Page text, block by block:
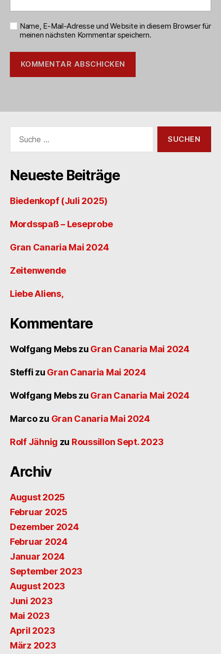
Name, E-Mail-Adresse und Website in diesem Browser für
meinen nächsten Kommentar speichern.
nach:
Neueste Beiträge
Biedenkopf (Juli 2025)
Mordsspaß – Leseprobe
Gran Canaria Mai 2024
Zeitenwende
Liebe Aliens,
Kommentare
Wolfgang Mebszu Gran Canaria Mai 2024
Steffi zu Gran Canaria Mai 2024
Wolfgang Mebszu Gran Canaria Mai 2024
Marcozu Gran Canaria Mai 2024
Rolf Jähnig zu Roussillon Sept. 2023
Archiv
August 2025
Februar 2025
Dezember 2024
Februar 2024
Januar 2024
September 2023
August 2023
Juni 2023
Mai 2023
April 2023
März 2023